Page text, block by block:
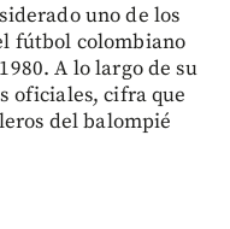
uno de los
fútbol colombiano
A lo largo de su
oficiales, cifra que
del balompié